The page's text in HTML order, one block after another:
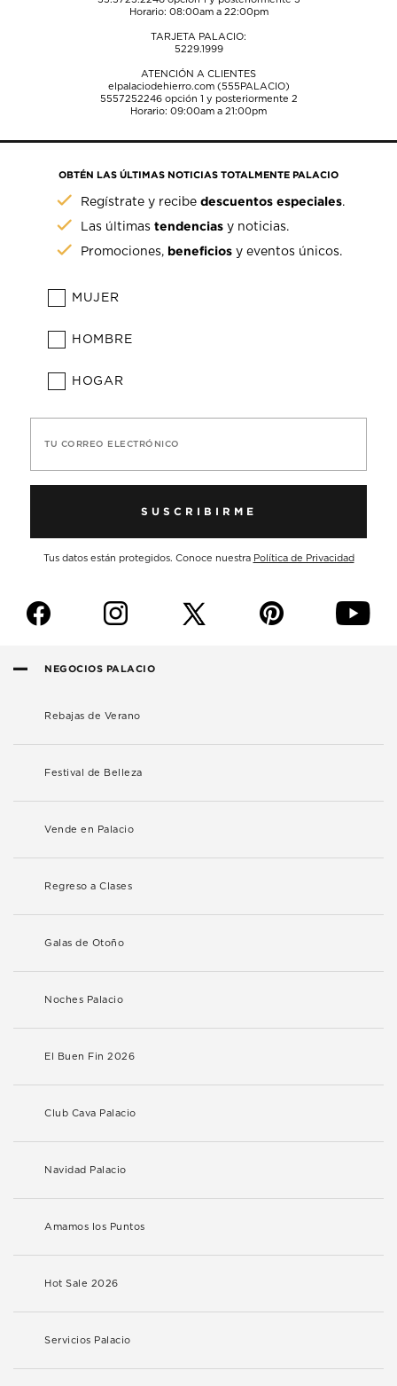
Horario: 08:00am a 22:00pm
TARJETA PALACIO:
5229.1999
ATENCIÓN A CLIENTES
elpalaciodehierro.com (555PALACIO)
5557252246opción 1 y posteriormente 2
Horario: 09:00am a 21:00pm
OBTÉN LAS ÚLTIMAS NOTICIAS TOTALMENTE PALACIO
Regístrate y recibedescuentos especiales.
Las últimastendencias y noticias.
Promociones, beneficios y eventos únicos.
MUJER
HOMBRE
HOGAR
TU CORREO ELECTRÓNICO
SUSCRIBIRME
Tus datos están protegidos. Conoce nuestra Política de Privacidad
f i p y
NEGOCIOS PALACIO
Rebajas de Verano
Festival de Belleza
Vende en Palacio
Regreso a Clases
Galas de Otoño
Noches Palacio
El Buen Fin 2026
Club Cava Palacio
Navidad Palacio
Amamos los Puntos
Hot Sale 2026
Servicios Palacio